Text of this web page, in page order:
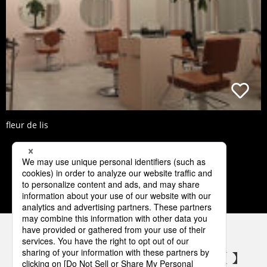
fleur de lis
3 4 5 6 7
パナソニックの電気設備 SNSアカウント